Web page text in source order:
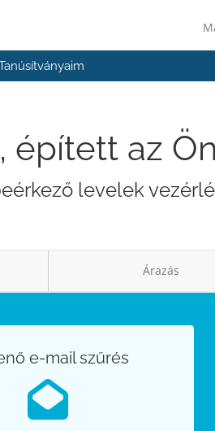
épített az
levelek
Árazás
e-mail szűrés